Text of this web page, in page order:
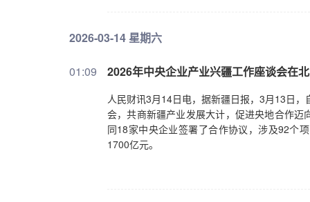
2026-03-14 星期六
01:09 2026年中央企业产业兴疆工作座谈会在
人民财讯3月14日电，据新疆日报，3月13日
会，共商新疆产业发展大计，促进央地合作
同18家中央企业签署了合作协议，涉及92个
1700亿元。